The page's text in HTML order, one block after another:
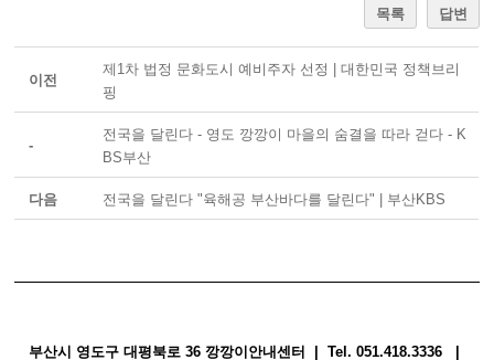
목록 답변
이전
제1차 법정 문화도시 예비주자 선정 | 대한민국 정책브리
핑
-
전국을 달린다 - 영도 깡깡이 마을의 숨결을 따라 걷다 - K
BS부산
다음 전국을 달린다 "육해공 부산바다를 달린다" | 부산KBS
부산시 영도구 대평북로 36 깡깡이안내센터 | Tel. 051.418.3336 |